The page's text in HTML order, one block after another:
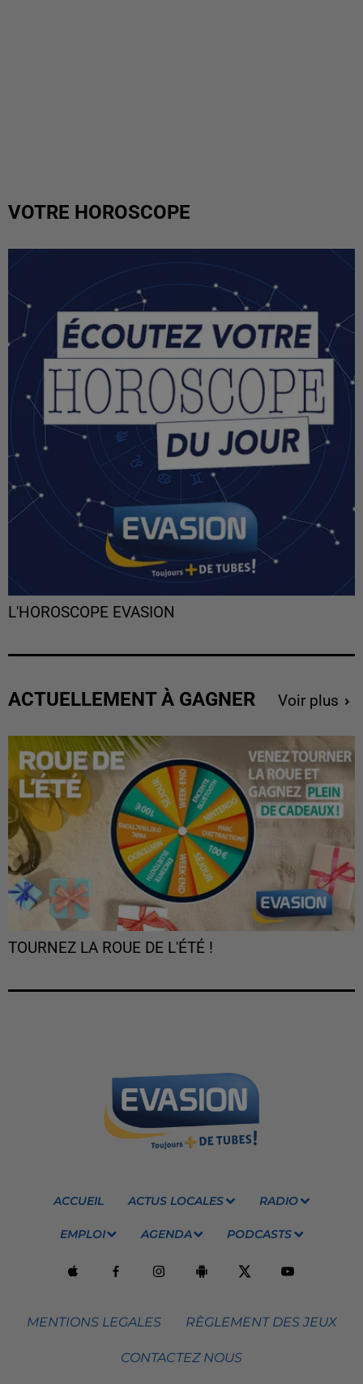
VOTRE HOROSCOPE
L'HOROSCOPE EVASION
ACTUELLEMENT À GAGNER Voir plus
TOURNEZ LA ROUE DE L'ÉTÉ !
ACCUEIL ACTUS LOCALES RADIO
EMPLOI AGENDA PODCASTS
MENTIONS LEGALES RÈGLEMENT DES JEUX
CONTACTEZ NOUS